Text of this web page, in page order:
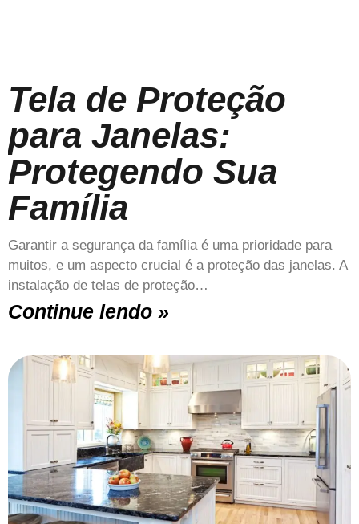
Tela de Proteção
para Janelas:
Protegendo Sua
Família
Garantir a segurança da família é uma prioridade para
muitos, e um aspecto crucial é a proteção das janelas. A
instalação de telas de proteção…
Continue lendo »